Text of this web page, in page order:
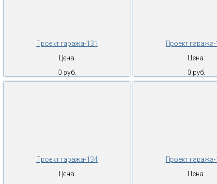
Проект гаража-131
Цена:
0 руб.
Проект
Цена:
0 руб.
Проект гаража-134
Цена:
Проект
Цена: